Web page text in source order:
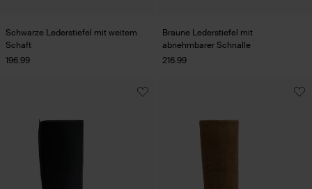
Schwarze Lederstiefel mit weitem
Schaft
196.99
Braune Lederstiefel mit
abnehmbarer Schnalle
216.99